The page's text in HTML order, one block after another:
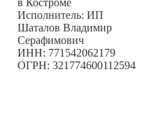
в Костроме
Исполнитель: ИП
Шаталов Владимир
Серафимович
ИНН: 771542062179
ОГРН: 321774600112594